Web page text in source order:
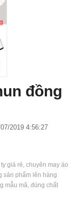
đồng
2019 4:56:27
giá rẻ, chuyên may áo
sản phẩm lên hàng
mẫu mã, đúng chất